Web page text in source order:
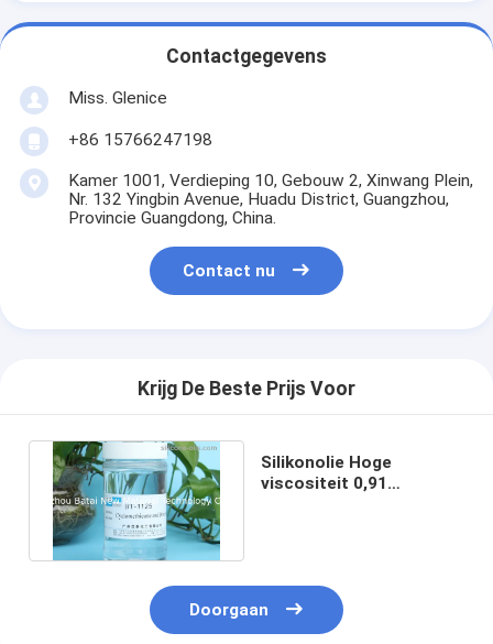
Contactgegevens
Miss. Glenice
+86 15766247198
Kamer 1001, Verdieping 10, Gebouw 2, Xinwang Plein,
Nr. 132 Yingbin Avenue, Huadu District, Guangzhou,
Provincie Guangdong, China.
Contact nu
Krijg De Beste Prijs Voor
Silikonolie Hoge
viscositeit 0,91
Doorgaan